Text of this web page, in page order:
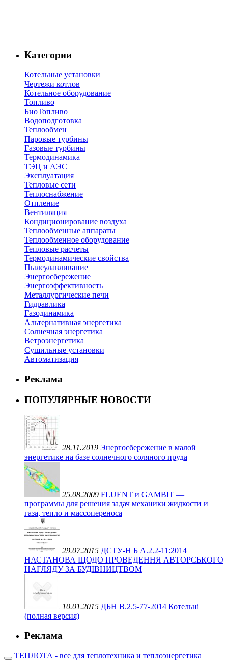
Категории
Котельные установки
Чертежи котлов
Котельное оборудование
Топливо
БиоТопливо
Водоподготовка
Теплообмен
Паровые турбины
Газовые турбины
Термодинамика
ТЭЦ и АЭС
Эксплуатация
Тепловые сети
Теплоснабжение
Отпление
Вентиляция
Кондиционирование воздуха
Теплообменные аппараты
Теплообменное оборудование
Тепловые расчеты
Термодинамические свойства
Пылеулавливание
Энергосбережение
Энергоэффективность
Металлургические печи
Гидравлика
Газодинамика
Альтернативная энергетика
Солнечная энергетика
Ветроэнергетика
Сушильные установки
Автоматизация
Реклама
ПОПУЛЯРНЫЕ НОВОСТИ
28.11.2019 Энергосбережение в малой
энергетике на базе солнечного соляного пруда
25.08.2009 FLUENT и GAMBIT —
программы для решения задач механики жидкости и
газа, тепло и массопереноса
29.07.2015 ДСТУ-Н Б А.2.2-11:2014
НАСТАНОВА ЩОДО ПРОВЕДЕННЯ АВТОРСЬКОГО
НАГЛЯДУ ЗА БУДІВНИЦТВОМ
10.01.2015 ДБН В.2.5-77-2014 Котельні
(полная версия)
Реклама
ТЕПЛОТА - все для теплотехника и теплоэнергетика